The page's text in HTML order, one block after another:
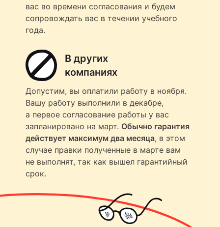
вас во времени согласования и будем
сопровождать вас в течении учебного
года.
В других
компаниях
Допустим, вы оплатили работу в ноября.
Вашу работу выполнили в декабре,
а первое согласование работы у вас
запланировано на март. Обычно гарантия
действует максимум два месяца, в этом
случае правки полученные в марте вам
не выполнят, так как вышел гарантийный
срок.